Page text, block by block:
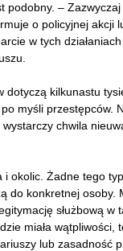
–
o policyjnej akcji
w tych
kilkunastu
myśli przestępców.
chwila
okolic. Żadne tego
do konkretnej osoby.
służbową w
miała
lub zasadność